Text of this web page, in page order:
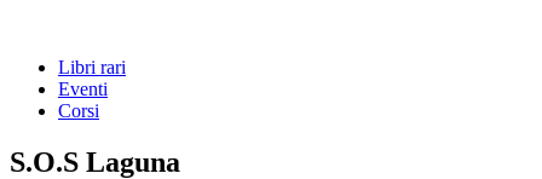
Libri rari
Eventi
Corsi
S.O.S Laguna